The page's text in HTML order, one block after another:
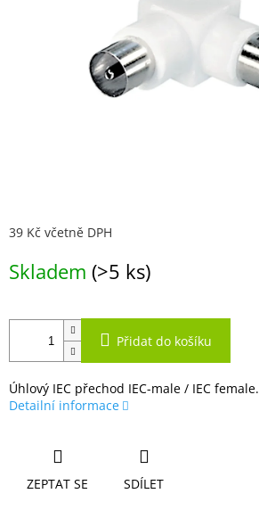
39 Kč včetně DPH
cena:
Skladem (>5 ks)
Přidat do košíku
Úhlový IEC přechod IEC-male / IEC female.
Detailní informace
ZEPTAT SE SDÍLET